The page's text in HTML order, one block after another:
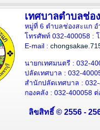
เทศบาลตำบลช่อ
หมู่ที่ 6 ตำบลช่องสะแก อ
โทรศัพท์ 032-400058 :
E-mail :
นายกเทศมนตรี : 032-
ปลัดเทศบาล : 032-
สำนักปลัดเทศบาล :
กองคลัง : 032-400058 ต่
ลิขสิทธิ์ © 2556 -